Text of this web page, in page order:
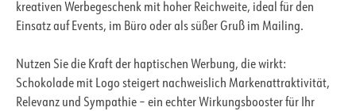
kreativen Werbegeschenk mit hoher Reichweite, ideal für den
Einsatz auf Events, im Büro oder als süßer Gruß im Mailing.
Nutzen Sie die Kraft der haptischen Werbung, die wirkt:
Schokolade mit Logo steigert nachweislich Markenattraktivität,
Relevanz und Sympathie – ein echter Wirkungsbooster für Ihr